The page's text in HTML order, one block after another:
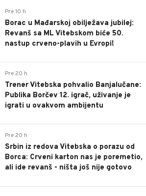
Pre 10 h
Borac u Mađarskoj obilježava jubilej:
Revanš sa ML Vitebskom biće 50.
nastup crveno-plavih u Evropi!
Pre 20 h
Trener Vitebska pohvalio Banjalučane:
Publika Borčev 12. igrač, uživanje je
igrati u ovakvom ambijentu
Pre 20 h
Srbin iz redova Vitebska o porazu od
Borca: Crveni karton nas je poremetio,
ali ide revanš - ništa još nije gotovo